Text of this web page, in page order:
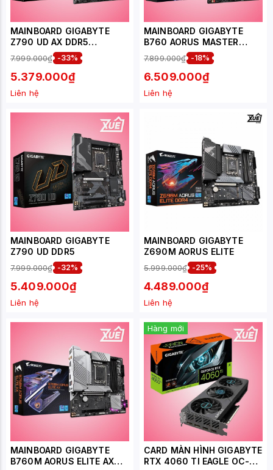
MAINBOARD GIGABYTE
Z790 UD AX​ DDR5
(WIFI+BLUETOOTH)
7.999.000₫ -33%
5.379.000₫
Liên hệ
MAINBOARD GIGABYTE
B760 AORUS MASTER
DDR4 (WIFI+BLUETOOTH)
7.899.000₫ -18%
6.509.000₫
Liên hệ
MAINBOARD GIGABYTE
Z790 UD​ DDR5
7.999.000₫ -32%
5.409.000₫
Liên hệ
MAINBOARD GIGABYTE
Z690M AORUS ELITE
5.999.000₫ -25%
4.489.000₫
Liên hệ
MAINBOARD GIGABYTE
B760M AORUS ELITE AX
Hàng mới
CARD MÀN HÌNH GIGABYTE
RTX 4060 TI EAGLE OC-